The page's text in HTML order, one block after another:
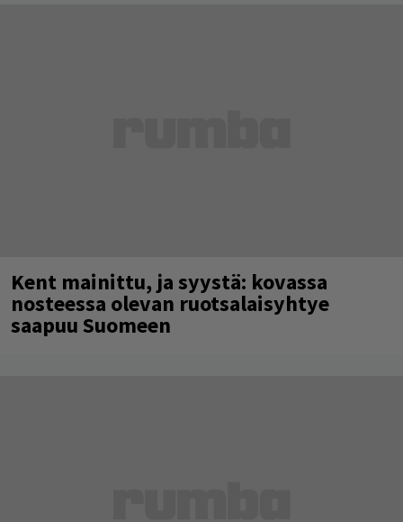
Kent mainittu, ja syystä: kovassa
nosteessa olevan ruotsalaisyhtye
saapuu Suomeen